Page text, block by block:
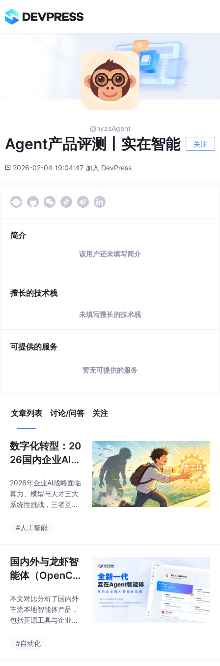
@nyzsAgent
Agent产品评测丨实在智能 关注
2026-02-04 19:04:47 加入 DevPress
简介
该用户还未填写简介
擅长的技术栈
未填写擅长的技术栈
可提供的服务
暂无可提供的服务
文章列表 讨论/问答 关注
数字化转型：20
26国内企业AI智
解决方案深度观
察
2026年企业AI战略面临
算力、模型与人才三大
系统性挑战，三者互为
文章提出混合算力+三
主流AI平台技术特性，
给出三步走选型决策清
单：先算力部署评估，
力，最后匹配组织能
力。
#人工智能
国内外与龙虾智
能体（OpenCla
有哪些？
本文对比分析了国内外
主流本地智能体产品，
包括开源工具与企业商
enClaw、实在Agent、
#自动化